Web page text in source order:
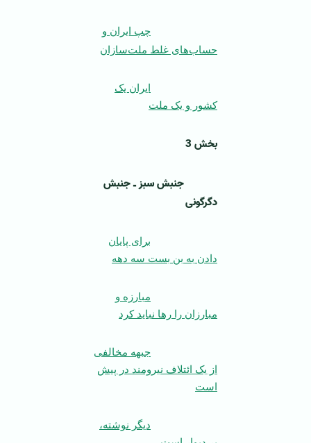
چپ ایران و
حساب‌های غلط ملت‌سازان
ایران یک
کشور و یک ملت
بخش 3
جنبش سبز ـ جنبش
دگرگونی
برای پایان
دادن به بن بست سه دهه
مبارزه و
مبارزان را‌‌ رها نباید کرد
جبهه مخالفی
از یک ائتلاف نیرومند در پیش
است
دیگر نوشته،